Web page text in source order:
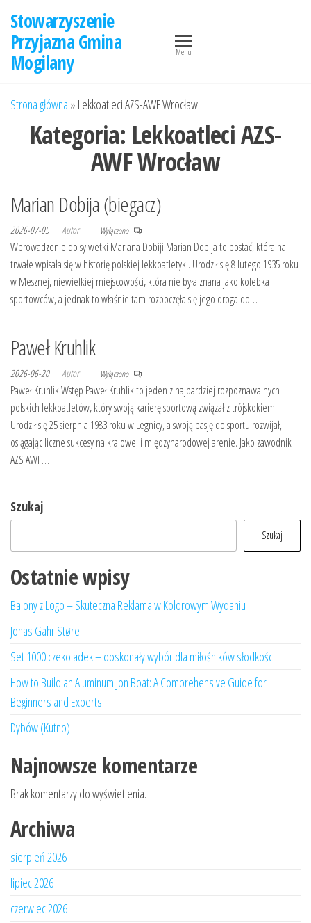
treści
Stowarzyszenie
Przyjazna Gmina
Mogilany
Menu
Strona główna » Lekkoatleci AZS-AWF Wrocław
Kategoria: Lekkoatleci AZS-
AWF Wrocław
Marian Dobija (biegacz)
2026-07-05 Autor Wyłączono
Wprowadzenie do sylwetki Mariana Dobiji Marian Dobija to postać, która na
trwałe wpisała się w historię polskiej lekkoatletyki. Urodził się 8 lutego 1935 roku
w Mesznej, niewielkiej miejscowości, która nie była znana jako kolebka
sportowców, a jednak to właśnie tam rozpoczęła się jego droga do…
Paweł Kruhlik
2026-06-20 Autor Wyłączono
Paweł Kruhlik Wstęp Paweł Kruhlik to jeden z najbardziej rozpoznawalnych
polskich lekkoatletów, który swoją karierę sportową związał z trójskokiem.
Urodził się 25 sierpnia 1983 roku w Legnicy, a swoją pasję do sportu rozwijał,
osiągając liczne sukcesy na krajowej i międzynarodowej arenie. Jako zawodnik
AZS AWF…
Szukaj
Szukaj
Ostatnie wpisy
Balony z Logo – Skuteczna Reklama w Kolorowym Wydaniu
Jonas Gahr Støre
Set 1000 czekoladek – doskonały wybór dla miłośników słodkości
How to Build an Aluminum Jon Boat: A Comprehensive Guide for
Beginners and Experts
Dybów (Kutno)
Najnowsze komentarze
Brak komentarzy do wyświetlenia.
Archiwa
sierpień 2026
lipiec 2026
czerwiec 2026